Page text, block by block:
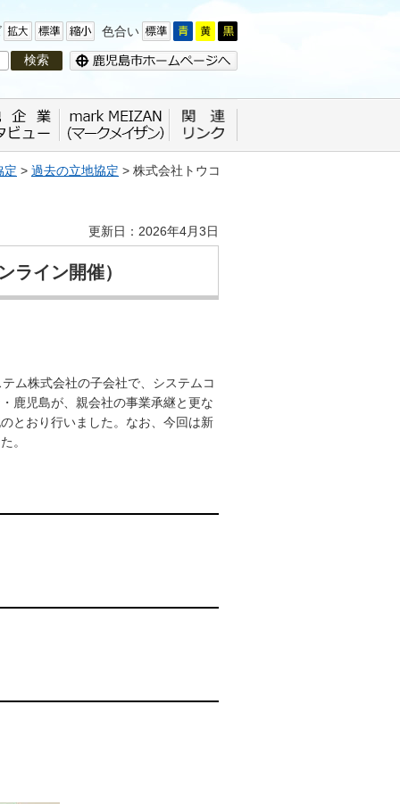
色合い
定 > 過去の立地協定 > 株式会社トウコ
更新日：2026年4月3日
ライン開催）
ム株式会社の子会社で、システムコ
鹿児島が、親会社の事業承継と更な
とおり行いました。なお、今回は新
。